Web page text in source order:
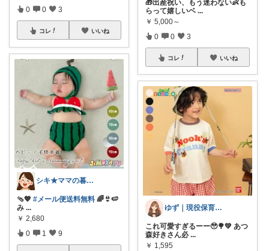
0 0 3
コレ いいね
シキ★ママの暮らし、キッズ
🩴💖 #メール便送料無料 🌈👙🍉
み ...
￥ 2,680
0 1 9
🎁出産祝い、もう迷わない👶も
らって嬉しいベ ...
￥ 5,000～
0 0 3
コレ いいね
ゆず｜現役保育士おすすめの育児グッズ🧸
これ可愛すぎるーー🥹🌳💚 あつ
森好きさん必 ...
￥ 1,595